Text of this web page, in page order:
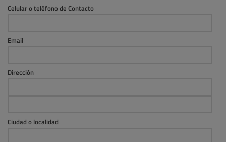
Celular o teléfono de Contacto
Email
Dirección
Ciudad o localidad